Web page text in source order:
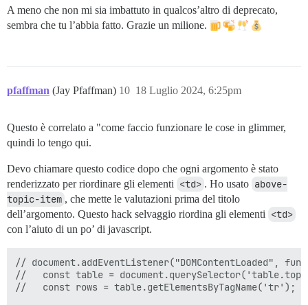
A meno che non mi sia imbattuto in qualcos’altro di deprecato,
sembra che tu l’abbia fatto. Grazie un milione.
pfaffman (Jay Pfaffman) 18 Luglio 2024, 6:25pm
10
Questo è correlato a "come faccio funzionare le cose in glimmer,
quindi lo tengo qui.
Devo chiamare questo codice dopo che ogni argomento è stato
renderizzato per riordinare gli elementi <td> . Ho usato above-
topic-item , che mette le valutazioni prima del titolo
dell’argomento. Questo hack selvaggio riordina gli elementi <td>
con l’aiuto di un po’ di javascript.
// document.addEventListener("DOMContentLoaded",
//   const table =
//   const rows = table.getElementsByTagName('tr');